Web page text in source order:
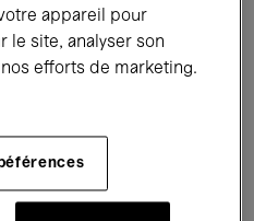
Performances
Jazz
appareil pour
le site, analyser son
efforts de marketing.